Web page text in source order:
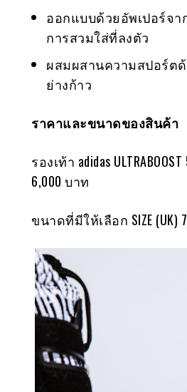
ออกแบบด้วยอัพเปอร์จ
การสวมใส่ที่ลงตัว
ผสมผสานความสปอร์ต
ย่างก้าว
ราคาและขนาดของสินค้า
รองเท้า adidas
6,000 บาท
ขนาดที่มีให้เลือก SIZE (UK)